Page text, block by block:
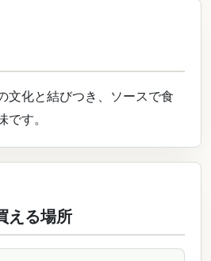
文化と結びつき、ソースで食
す。
える場所